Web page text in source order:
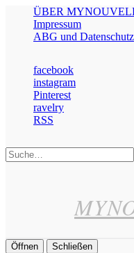
ÜBER
Impressum
ABG und Datenschutz
facebook
instagram
Pinterest
ravelry
RSS
Suche
Öffnen Schließen